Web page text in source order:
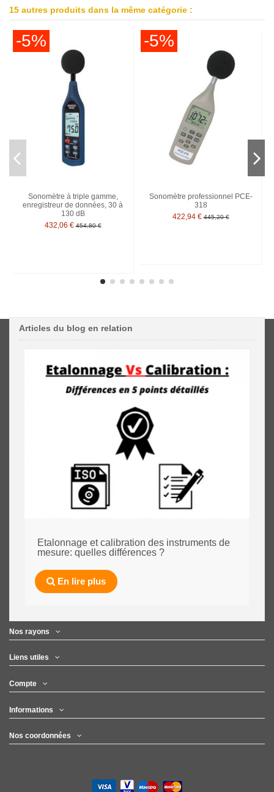
15 autres produits dans la même catégorie :
-5%
Sonomètre à triple gamme,
enregistreur de données, 30 à
130 dB
432,06 € 454,80 €
-5%
Sonomètre professionnel PCE-
318
422,94 € 445,20 €
Articles du blog en relation
Etalonnage et calibration des instruments de
mesure: quelles différences ?
En lire plus
Nos rayons
Liens utiles
Compte
Informations
Nos coordonnées